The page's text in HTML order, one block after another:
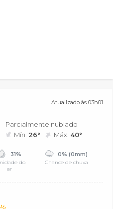
Atualizado às 03h01
Parcialmente nublado
Mín. 26° Máx. 40°
31%
do
ar
0% (0mm)
Chance de chuva